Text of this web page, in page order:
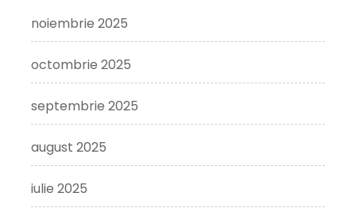
noiembrie 2025
octombrie 2025
septembrie 2025
august 2025
iulie 2025